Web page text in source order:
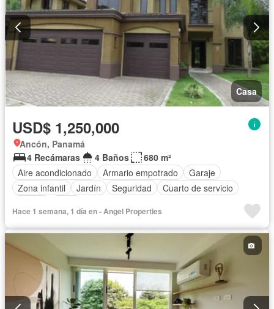
Casa
USD$ 1,250,000
Ancón, Panamá
4 Recámaras
4 Baños
680 m²
Aire acondicionado
Armario empotrado
Garaje
Zona infantil
Jardín Seguridad
Cuarto de servicio
Hace 1 semana, 1 día en - Angel Properties